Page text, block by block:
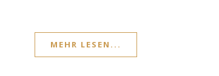
MEHR LESEN...